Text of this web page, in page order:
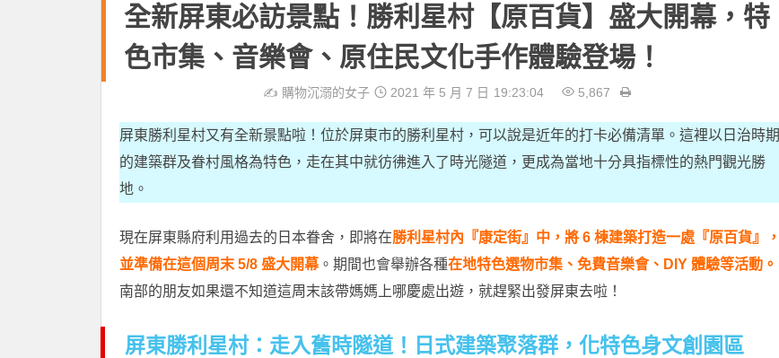
全新屏東必訪景點！勝利星村【原百貨】盛大開幕，特
色市集、音樂會、原住民文化手作體驗登場！
✍️ 購物沉溺的女子 2021 年 5 月 7 日 19:23:04 5,867
屏東勝利星村又有全新景點啦！位於屏東市的勝利星村，可以說是近年的打卡必備清單。這裡以日治時期
的建築群及眷村風格為特色，走在其中就彷彿進入了時光隧道，更成為當地十分具指標性的熱門觀光勝
地。
現在屏東縣府利用過去的日本眷舍，即將在勝利星村內『康定街』中，將 6 棟建築打造一處『原百貨』，
並準備在這個周末 5/8 盛大開幕。期間也會舉辦各種在地特色選物市集、免費音樂會、DIY 體驗等活動。
南部的朋友如果還不知道這周末該帶媽媽上哪慶處出遊，就趕緊出發屏東去啦！
屏東勝利星村：走入舊時隧道！日式建築聚落群，化特色身文創園區